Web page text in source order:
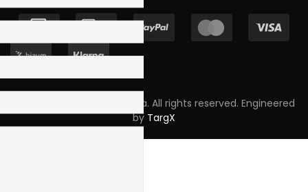
Copyright © 2023 Skpro, Lda. All rights reserved. Engineered
by TargX